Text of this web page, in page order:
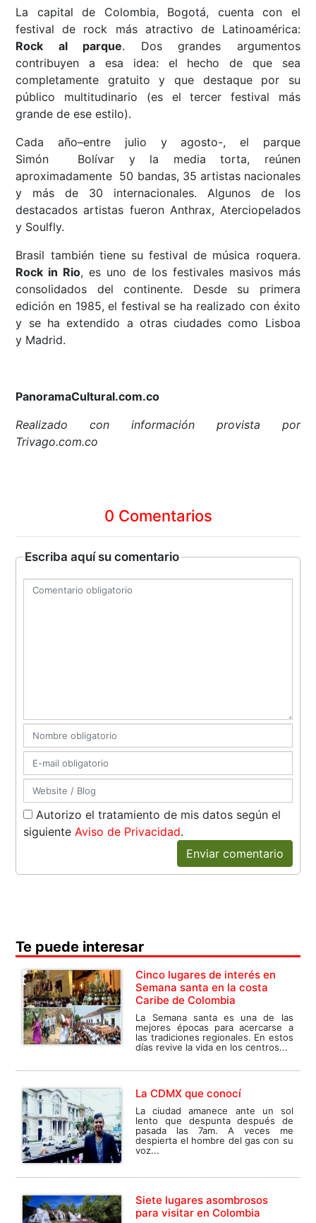
La capital de Colombia, Bogotá, cuenta con el
festival de rock más atractivo de Latinoamérica:
Rock al parque. Dos grandes argumentos
contribuyen a esa idea: el hecho de que sea
completamente gratuito y que destaque por su
público multitudinario (es el tercer festival más
grande de ese estilo).
Cada año–entre julio y agosto-, el parque
Simón Bolívar y la media torta, reúnen
aproximadamente 50 bandas, 35 artistas nacionales
y más de 30 internacionales. Algunos de los
destacados artistas fueron Anthrax, Aterciopelados
y Soulfly.
Brasil también tiene su festival de música roquera.
Rock in Rio, es uno de los festivales masivos más
consolidados del continente. Desde su primera
edición en 1985, el festival se ha realizado con éxito
y se ha extendido a otras ciudades como Lisboa
y Madrid.
PanoramaCultural.com.co
Realizado con información provista por
Trivago.com.co
0 Comentarios
Escriba aquí su comentario
Autorizo el tratamiento de mis datos según el
siguienteAviso de Privacidad.
Enviar comentario
Te puede interesar
Cinco lugares de interés en
Semana santa en la costa
Caribe de Colombia
La Semana santa es una de las
mejores épocas para acercarse a
las tradiciones regionales. En estos
días revive la vida en los centros...
La CDMX que conocí
La ciudad amanece ante un sol
lento que despunta después de
pasada las 7am. A veces me
despierta el hombre del gas con su
voz...
Siete lugares asombrosos
para visitar en Colombia